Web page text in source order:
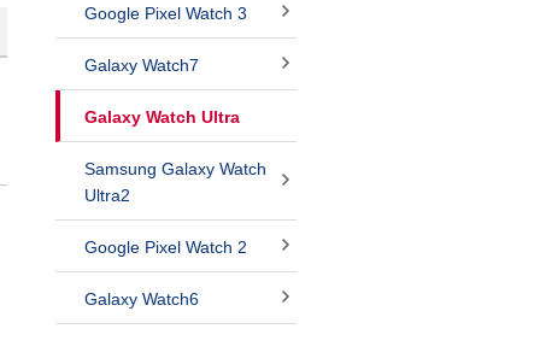
Google Pixel Watch 3
Galaxy Watch7
Galaxy Watch Ultra
Samsung Galaxy Watch
Ultra2
Google Pixel Watch 2
Galaxy Watch6